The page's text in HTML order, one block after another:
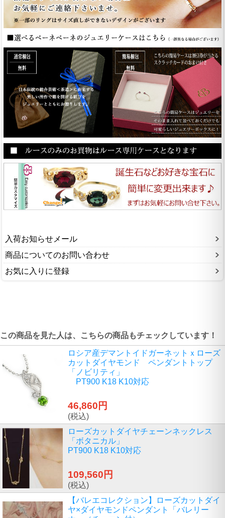
入荷お知らせメール
商品についてのお問い合わせ
お気に入りに登録
この商品を見た人は、こちらの商品もチェックしています！
ロシア産デマントイドガーネットｘローズ
カットダイヤモンド ペンダントトップ
「ノビリティ」
PT900 K18 K10対応
46,860円
(税込)
ローズカットダイヤチェーンネックレス
「ボタニカル」
PT900 K18 K10対応
109,560円
(税込)
【バレエコレクション】ローズカットダイ
ヤ×ダイヤモンドペンダント「バレリー